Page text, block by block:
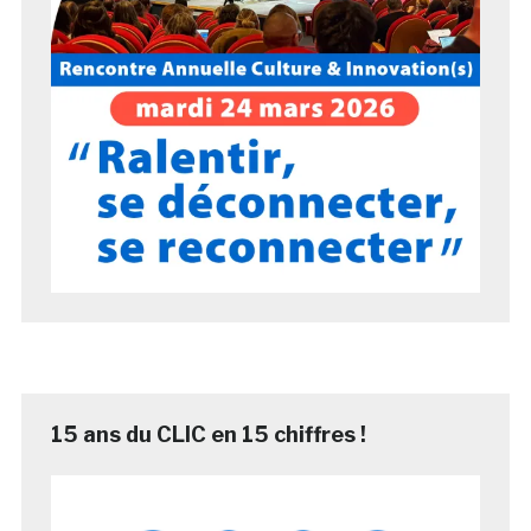
15 ans du CLIC en 15 chiffres !